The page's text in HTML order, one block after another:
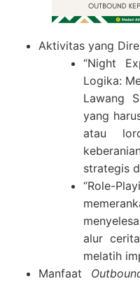
Aktivitas yang
“Night
Logika:
Lawang
yang
atau
strategis
“Role-
alur
melatih
Manfaat